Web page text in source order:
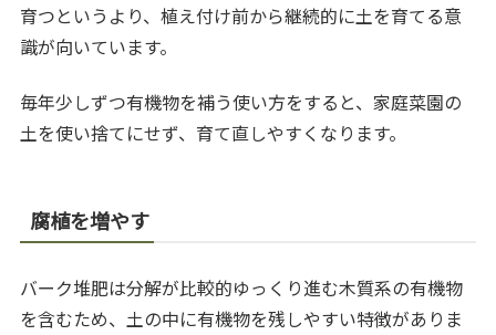
育つというより、植え付け前から継続的に土を育てる意
識が向いています。
毎年少しずつ有機物を補う使い方をすると、家庭菜園の
土を使い捨てにせず、育て直しやすくなります。
腐植を増やす
バーク堆肥は分解が比較的ゆっくり進む木質系の有機物
を含むため、土の中に有機物を残しやすい特徴がありま